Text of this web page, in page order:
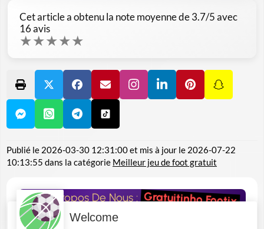
Cet article a obtenu la note moyenne de3.7/5 avec
16avis
★★★★★
Publié le 2026-03-30 12:31:00et mis à jour le 2026-07-22
10:13:55 dans la catégorie Meilleur jeu de foot gratuit
A Propos De Nous :Gratuitinho Footix
Passionné de ballon rond depuis mon
Welcome